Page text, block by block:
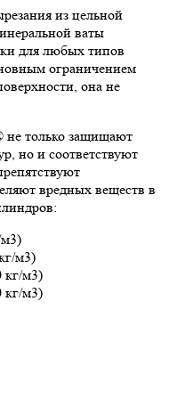
из цельной
ваты
для любых типов
ограничением
она не
только защищают
но и соответствуют
вредных веществ в
м3)
кг/м3)
кг/м3)